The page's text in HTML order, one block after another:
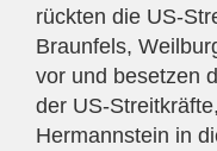
rückten die US-
Braunfels,
vor und besetzen
der US-
Hermannstein in